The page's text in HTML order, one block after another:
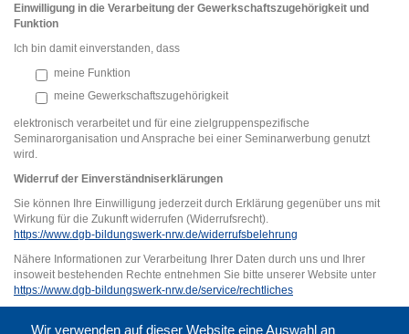
Einwilligung in die Verarbeitung der Gewerkschaftszugehörigkeit und
Funktion
Ich bin damit einverstanden, dass
meine Funktion
meine Gewerkschaftszugehörigkeit
elektronisch verarbeitet und für eine zielgruppenspezifische
Seminarorganisation und Ansprache bei einer Seminarwerbung genutzt
wird.
Widerruf der Einverständniserklärungen
Sie können Ihre Einwilligung jederzeit durch Erklärung gegenüber uns mit
Wirkung für die Zukunft widerrufen (Widerrufsrecht).
https://www.dgb-bildungswerk-nrw.de/widerrufsbelehrung
Nähere Informationen zur Verarbeitung Ihrer Daten durch uns und Ihrer
insoweit bestehenden Rechte entnehmen Sie bitte unserer Website unter
https://www.dgb-bildungswerk-nrw.de/service/rechtliches
VORSCHAU
Wir verwenden auf dieser Website eine Auswahl an